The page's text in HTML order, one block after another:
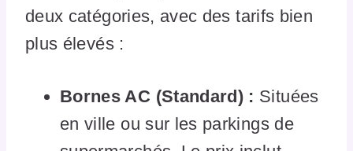
deux catégories, avec des tarifs bien
plus élevés :
Bornes AC (Standard) : Situées
en ville ou sur les parkings de